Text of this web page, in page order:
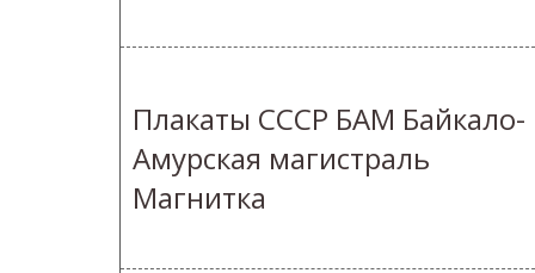
Плакаты СССР БАМ Байкало-
Амурская магистраль
Магнитка